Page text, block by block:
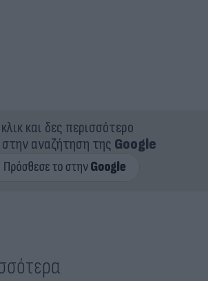
και δες περισσότερο
στην αναζήτηση της Google